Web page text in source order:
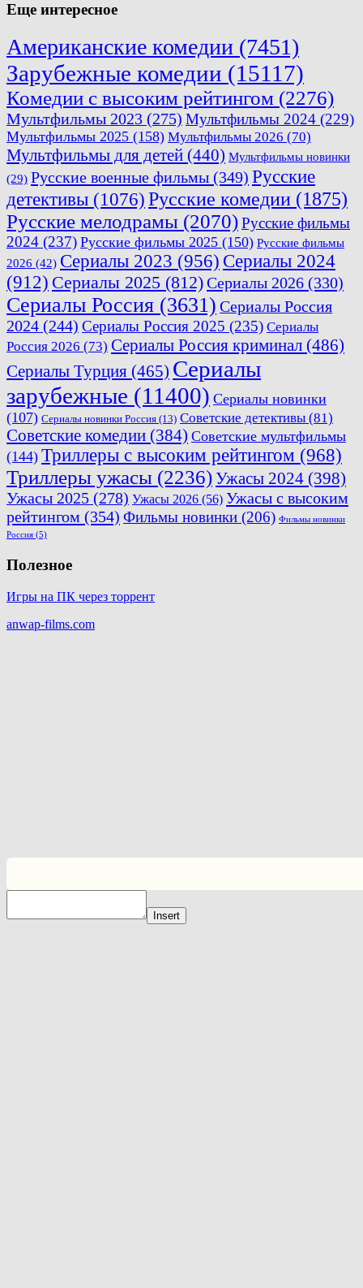
Еще интересное
Американские комедии (7451)
Зарубежные комедии (15117)
Комедии с высоким рейтингом (2276)
Мультфильмы 2023 (275) Мультфильмы 2024 (229)
Мультфильмы 2025 (158) Мультфильмы 2026 (70)
Мультфильмы для детей (440) Мультфильмы новинки
(29) Русские военные фильмы (349) Русские
детективы (1076)Русские комедии (1875)
Русские мелодрамы (2070)Русские фильмы
2024 (237) Русские фильмы 2025 (150) Русские фильмы
2026 (42) Сериалы 2023 (956) Сериалы 2024
(912) Сериалы 2025 (812)Сериалы 2026 (330)
Сериалы Россия (3631) Сериалы Россия
2024 (244) Сериалы Россия 2025 (235) Сериалы
Россия 2026 (73) Сериалы Россия криминал (486)
Сериалы Турция (465) Сериалы
зарубежные (11400) Сериалы новинки
(107) Сериалы новинки Россия (13) Советские детективы (81)
Советские комедии (384) Советские мультфильмы
(144) Триллеры с высоким рейтингом (968)
Триллеры ужасы (2236)Ужасы 2024 (398)
Ужасы 2025 (278) Ужасы 2026 (56) Ужасы с высоким
рейтингом (354) Фильмы новинки (206) Фильмы новинки
Россия (5)
Полезное
Игры на ПК через торрент
anwap-films.com
Insert